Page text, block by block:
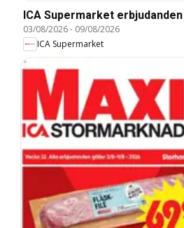
ICA Supermarket erbjudanden
03/08/2026- 09/08/2026
ICA Supermarket